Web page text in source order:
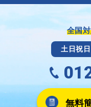
全国
土日祝
無料